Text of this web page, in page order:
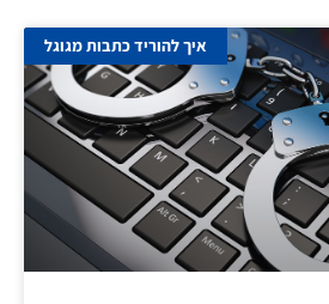
איך להוריד כתבות מגוגל